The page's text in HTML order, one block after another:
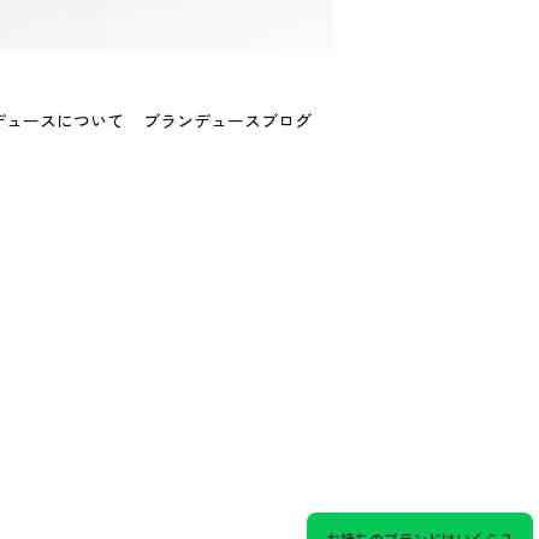
ースについて ブランデュースブログ